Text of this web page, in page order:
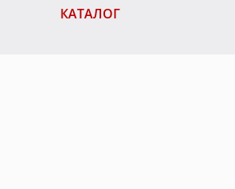
КАТАЛОГ